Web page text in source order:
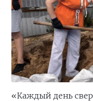
«Каждый день